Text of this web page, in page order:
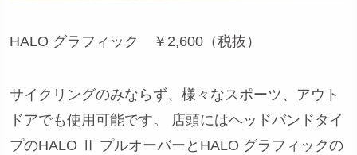
HALO グラフィック ￥2,600（税抜）
サイクリングのみならず、様々なスポーツ、アウト
ドアでも使用可能です。 店頭にはヘッドバンドタイ
プのHALO Ⅱ プルオーバーとHALO グラフィックの